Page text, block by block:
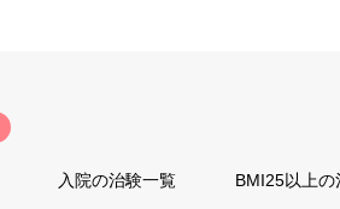
入院の治験一覧 BMI25以上の